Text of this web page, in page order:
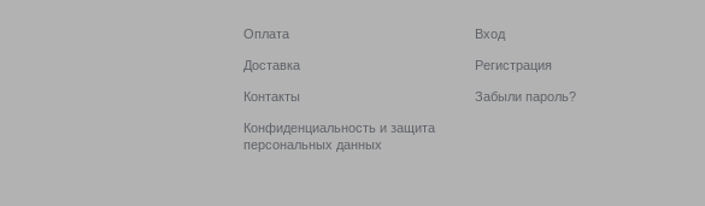
Оплата
Доставка
Контакты
Конфиденциальность и защита
персональных данных
Вход
Регистрация
Забыли пароль?